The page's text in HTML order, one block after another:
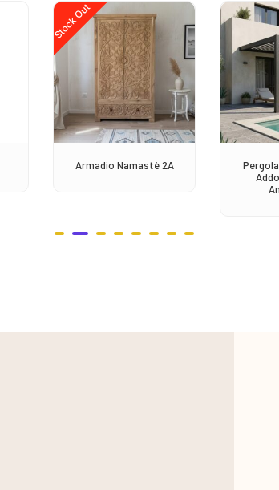
Stock Out
Armadio Namastè 2A